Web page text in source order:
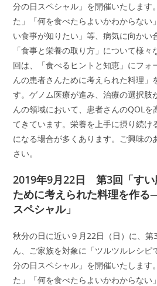
分の日スペシャル」を開催いたします
た」「何を食べたらよいかわからない
い食事が知りたい」等、病気に向かい
「食事と栄養の取り方」について様
回は、「食べるヒントと知恵」にフォ
んの患者さんために考えられた料理」
す。ゲノム医療が進み、治療の選択肢
んの領域において、患者さんのQOLを
てきています。栄養を上手に摂り続け
になる場合が多くあります。ご興味の
さい。
2019年9月22日 第3回「すい
ために考えられた料理を作る
スペシャル」
秋分の日に近い９月22日（日）に、第
ん、ご家族を対象に「ツルツルレシ
分の日スペシャル」を開催いたします
た」「何を食べたらよいかわからない